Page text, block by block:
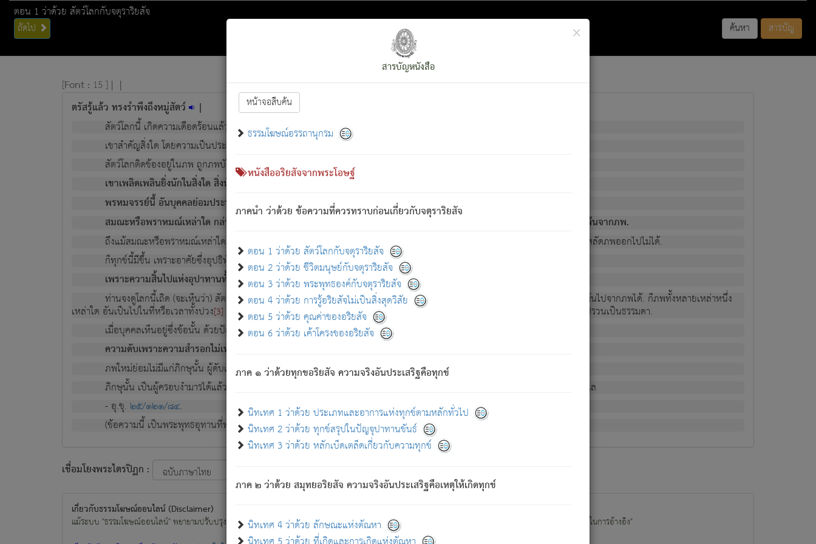
ตอน 1 ว่าด้วย สัตว์โลกกับจตุราริยสัจ
ถัดไป ค้นหา สารบัญ
×
สารบัญหนังสือ
หน้าจอสืบค้น
ธรรมโฆษณ์อรรถานุกรม
หนังสืออริยสัจจากพระโอษฐ์
ภาคนำ ว่าด้วย ข้อความที่ควรทราบก่อนเกี่ยวกับจตุราริยสัจ
ตอน 1 ว่าด้วย สัตว์โลกกับจตุราริยสัจ
ตอน 2 ว่าด้วย ชีวิตมนุษย์กับจตุราริยสัจ
ตอน 3 ว่าด้วย พระพุทธองค์กับจตุราริยสัจ
ตอน 4 ว่าด้วย การรู้อริยสัจไม่เป็นสิ่งสุดวิสัย
ตอน 5 ว่าด้วย คุณค่าของอริยสัจ
ตอน 6 ว่าด้วย เค้าโครงของอริยสัจ
ภาค ๑ ว่าด้วยทุกขอริยสัจ ความจริงอันประเสริฐคือทุกข์
นิทเทศ 1 ว่าด้วย ประเภทและอาการแห่งทุกข์ตามหลักทั่วไป
นิทเทศ 2 ว่าด้วย ทุกข์สรุปในปัญจุปาทานขันธ์
นิทเทศ 3 ว่าด้วย หลักเบ็ดเตล็ดเกี่ยวกับความทุกข์
ภาค ๒ ว่าด้วย สมุทยอริยสัจ ความจริงอันประเสริฐคือเหตุให้เกิดทุกข์
นิทเทศ 4 ว่าด้วย ลักษณะแห่งตัณหา
[Font : 15 ] | |
ตรัสรู้แล้ว ทรงรำพึงถึงหมู่สัตว์ |
สัตว์โลกนี้ เกิดความเดือดร้อนแล้ว มีผัสสะบังหน้า[1]ย่อมกล่าวซึ่งโรค (ความเสียดแทง) นั้นโดยความเป็นตัวเป็นตน
เขาสำคัญสิ่งใด โดยความเป็นประการใด แต่สิ่งนั้นย่อมเป็น (ตามที่เป็นจริง) โดยประการอื่นจากที่เขาสำคัญนั้น
สัตว์โลกติดข้องอยู่ในภพ ถูกภพบังหน้าแล้ว มีภพโดยความเป็นอย่างอื่น (จากที่มันเป็นอยู่จริง) จึงได้เพลิดเพลินยิ่งนักในภพนั้น
เขาเพลิดเพลินยิ่งนักในสิ่งใด สิ่งนั้นเป็นภัย (ที่เขาไม่รู้จัก) : เขากลัวต่อสิ่งใดสิ่งนั้นเป็นทุกข์
พรหมจรรย์นี้ อันบุคคลย่อมประพฤติ ก็เพื่อการละขาดซึ่งภพ.
สมณะหรือพราหมณ์เหล่าใด กล่าวความหลุดพ้นจากภพว่ามีได้เพราะภพ เรากล่าวว่า สมณะหรือพราหมณ์ทั้งปวงนั้น มิใช่ผู้หลดพ้นจากภพ.
ถึงแม้สมณะหรือพราหมณ์เหล่าใด กล่าวความออกไปได้จากภพ ว่ามีได้เพราะวิภพ[2]
: เรากล่าวว่า สมณะหรือพราหมณ์ทั้งปวงนั้น ก็ยังสลัดภพออกไปไม่ได้.
ก็ทุกข์นี้มีขึ้น เพราะอาศัยซึ่งอุปธิทั้งปวง.
เพราะความสิ้นไปแห่งอุปาทานทั้งปวง ความเกิดขึ้นแห่งทุกข์จึงไม่มี.
ท่านจงดูโลกนี้เถิด (จะเห็นว่า) สัตว์ทั้งหลายอันอวิชาหนาแน่นบังหนาแล้ว; และว่า สัตว์ผู้ยินดีในภพอันเป็นแล้วนั้น ย่อมไม่เป็นผู้หลุดพ้นไปจากภพได้. ก็ภพทั้งหลายเหล่าหนึ่ง
เหล่าใด อันเป็นไปในที่หรือเวลาทั้งปวง[3] เพื่อความมีแห่งประโยชน์โดยประการทั้งปวง; ภพทั้งหลายทั้งหมดนั้น ไม่เที่ยง เป็นทุกข์ มีความแปรปรวนเป็นธรรมดา.
เมื่อบุคคลเห็นอยู่ซึ่งข้อนั้น ด้วยปัญญาอันชอบตามที่เป็นจริงอย่างนี้อยู่; เขาย่อมละภวตัณหาได้ และไม่เพลิดเพลินวิภวตัณหาด้วย.
ความดับเพราะความสำรอกไม่เหลือ (แห่งภพทั้งหลาย) เพราะความสิ้นไปแห่งตัณหาโดยประการทั้งปวง นั้นคือนิพพาน.
ภพใหม่ย่อมไม่มีแก่ภิกษุนั้น ผู้ดับเย็นสนิทแล้ว เพราะไม่มีความยึดมั่น
ภิกษุนั้น เป็นผู้ครอบงำมารได้แล้ว ชนะสงครามแล้ว ก้าวล่วงภพทั้งหลายทั้งปวงได้แล้ว เป็นผู้คงที่ (คือไม่เปลี่ยนแปลงอีกต่อไป). ดังนี้แล
- อุ.ขุ.๒๕/๑๒๑/๘๔.
(ข้อความนี้ เป็นพระพุทธอุทานที่ทรงเปล่งออก ที่โคนต้นโพธิ์เป็นที่ตรัสรู้ เมื่อตรัสรู้แล้วได้ 7 วัน)
เชื่อมโยงพระไตรปิฏก :
เกี่ยวกับธรรมโฆษณ์ออนไลน์ (Disclaimer)
แม้ระบบ "ธรรมโฆษณ์ออนไลน์" พยายามปรับปรุงข้อมูลให้ถูกต้องมากที่สุด ผู้ศึกษาก็พึงตรวจสอบกับตัวเล่มหนังสือต้นฉบับ ที่มีการพิมพ์ครั้งล่าสุด ก่อนนำข้อมูลไปใช้ในการอ้างอิง"